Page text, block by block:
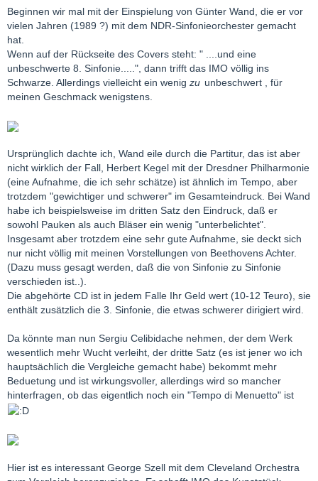
Beginnen wir mal mit der Einspielung von Günter Wand, die er vor
vielen Jahren (1989 ?) mit dem NDR-Sinfonieorchester gemacht
hat.
Wenn auf der Rückseite des Covers steht: " ....und eine
unbeschwerte 8. Sinfonie.....", dann trifft das IMO völlig ins
Schwarze. Allerdings vielleicht ein wenig zu unbeschwert , für
meinen Geschmack wenigstens.
Ursprünglich dachte ich, Wand eile durch die Partitur, das ist aber
nicht wirklich der Fall, Herbert Kegel mit der Dresdner Philharmonie
(eine Aufnahme, die ich sehr schätze) ist ähnlich im Tempo, aber
trotzdem "gewichtiger und schwerer" im Gesamteindruck. Bei Wand
habe ich beispielsweise im dritten Satz den Eindruck, daß er
sowohl Pauken als auch Bläser ein wenig "unterbelichtet".
Insgesamt aber trotzdem eine sehr gute Aufnahme, sie deckt sich
nur nicht völlig mit meinen Vorstellungen von Beethovens Achter.
(Dazu muss gesagt werden, daß die von Sinfonie zu Sinfonie
verschieden ist..).
Die abgehörte CD ist in jedem Falle Ihr Geld wert (10-12 Teuro), sie
enthält zusätzlich die 3. Sinfonie, die etwas schwerer dirigiert wird.
Da könnte man nun Sergiu Celibidache nehmen, der dem Werk
wesentlich mehr Wucht verleiht, der dritte Satz (es ist jener wo ich
hauptsächlich die Vergleiche gemacht habe) bekommt mehr
Beduetung und ist wirkungsvoller, allerdings wird so mancher
hinterfragen, ob das eigentlich noch ein "Tempo di Menuetto" ist
Hier ist es interessant George Szell mit dem Cleveland Orchestra